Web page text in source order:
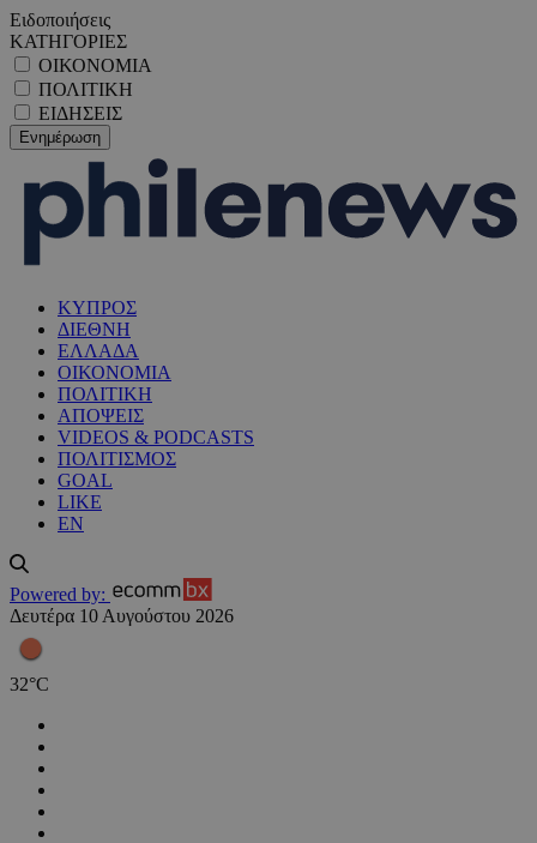
Ειδοποιήσεις
ΚΑΤΗΓΟΡΙΕΣ
ΟΙΚΟΝΟΜΙΑ
ΠΟΛΙΤΙΚΗ
ΕΙΔΗΣΕΙΣ
ΚΥΠΡΟΣ
ΔΙΕΘΝΗ
ΕΛΛΑΔΑ
ΟΙΚΟΝΟΜΙΑ
ΠΟΛΙΤΙΚΗ
ΑΠΟΨΕΙΣ
VIDEOS & PODCASTS
ΠΟΛΙΤΙΣΜΟΣ
GOAL
LIKE
EN
Powered by:
Δευτέρα 10 Αυγούστου 2026
32°C